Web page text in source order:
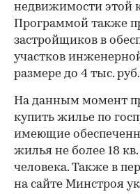
недвижимости этой
Программой также
застройщиков в
участков
размере до 4 тыс. руб.
На данным момент
купить жилье по
имеющие
жилья не более 18
человека. Также в
на сайте Минстроя